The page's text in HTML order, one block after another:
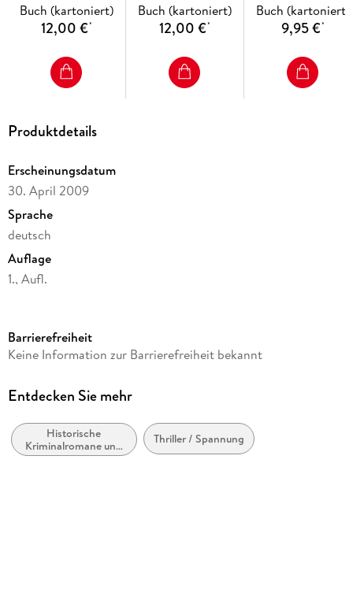
Buch (kartoniert)
12,00 €*
Buch (kartoniert)
12,00 €*
Buch (kartoniert)
9,95 €*
Produktdetails
Erscheinungsdatum
30. April 2009
Sprache
deutsch
Auflage
1., Aufl.
Reihe
Autor/Autorin
Verlag/Hersteller
Jaron Verlag GmbH
Barrierefreiheit
Keine Information zur Barrierefreiheit bekannt
Entdecken Sie mehr
Historische
Kriminalromane und
Mystery
Thriller / Spannung